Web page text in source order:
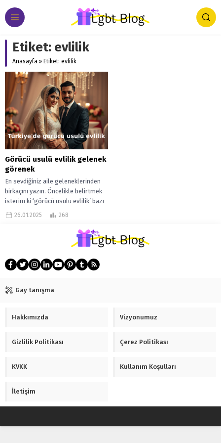
Etiket: evlilik
Anasayfa » Etiket: evlilik
Görücü usulü evlilik gelenek
görenek
En sevdiğiniz aile geleneklerinden
birkaçını yazın. Öncelikle belirtmek
isterim ki ‘görücü usulu evlilik’ bazı
topluluklar için çağdaşlık değilmiş
26.01.2025 268
Gay tanışma
Hakkımızda Vizyonumuz
Gizlilik Politikası Çerez Politikası
KVKK Kullanım Koşulları
İletişim